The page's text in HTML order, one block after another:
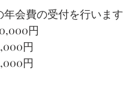
年会費の受付を行います
円
円
円